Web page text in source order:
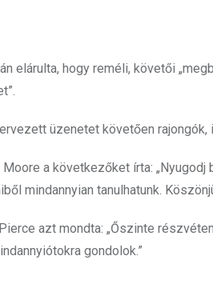
elárulta, hogy reméli, követői
üzenetet követően
a következőket írta:
mindannyian tanulhatunk.
azt mondta: „Őszinte
gondolok.”